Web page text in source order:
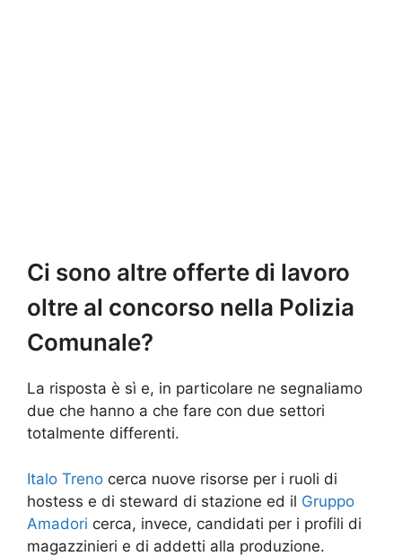
Ci sono altre offerte di lavoro
oltre al concorso nella Polizia
Comunale?
La risposta è sì e, in particolare ne segnaliamo
due che hanno a che fare con due settori
totalmente differenti.
Italo Treno cerca nuove risorse per i ruoli di
hostess e di steward di stazione ed il Gruppo
Amadori cerca, invece, candidati per i profili di
magazzinieri e di addetti alla produzione.